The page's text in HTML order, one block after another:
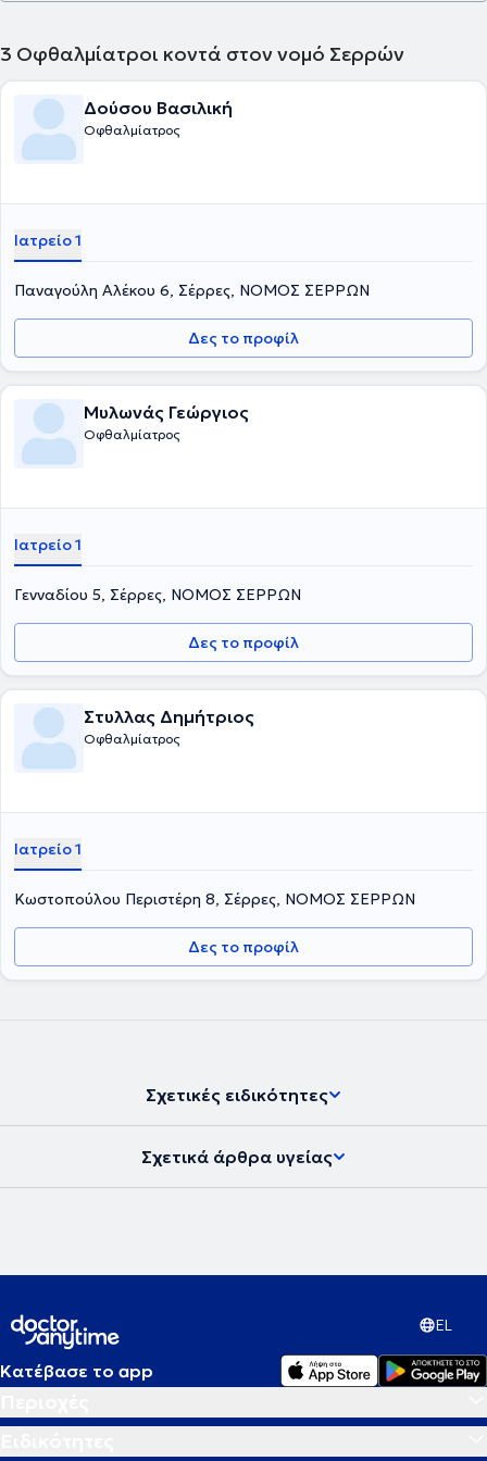
3 Οφθαλμίατροι κοντά στον νομό Σερρών
Δούσου Βασιλική
Οφθαλμίατρος
Ιατρείο 1
Παναγούλη Αλέκου 6, Σέρρες, ΝΟΜΟΣ ΣΕΡΡΩΝ
Δες το προφίλ
Μυλωνάς Γεώργιος
Οφθαλμίατρος
Ιατρείο 1
Γενναδίου 5, Σέρρες, ΝΟΜΟΣ ΣΕΡΡΩΝ
Δες το προφίλ
Στυλλας Δημήτριος
Οφθαλμίατρος
Ιατρείο 1
Κωστοπούλου Περιστέρη 8, Σέρρες, ΝΟΜΟΣ ΣΕΡΡΩΝ
Δες το προφίλ
Σχετικές ειδικότητες
Σχετικά άρθρα υγείας
EL
Κατέβασε το app